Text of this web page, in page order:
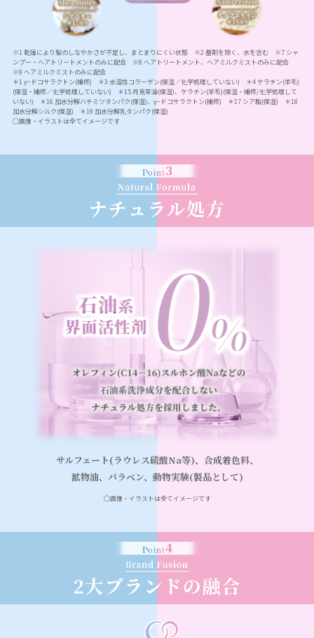
※1 乾燥により髪のしなやかさが不足し、まとまりにくい状態 ※2 基剤を除く、水を含む ※7 シャ
ンプー・ヘアトリートメントのみに配合 ※8 ヘアトリートメント、ヘアミルクミストのみに配合
※9 ヘアミルクミストのみに配合
＊1 γ−ドコサラクトン(補修) ＊3 水溶性コラーゲン(保湿／化学処理していない) ＊4 ケラチン(羊毛)
(保湿・補修／化学処理していない) ＊15 月見草油(保湿)、ケラチン(羊毛)(保湿・補修/化学処理して
いない) ＊16 加水分解ハチミツタンパク(保湿)、γ−ドコサラクトン(補修) ＊17 シア脂(保湿) ＊18
加水分解シルク(保湿) ＊19 加水分解乳タンパク(保湿)
◯画像・イラストは全てイメージです
サルフェート(ラウレス硫酸Na等)、合成着色料、
鉱物油、パラベン、動物実験(製品として)
◯画像・イラストは全てイメージです